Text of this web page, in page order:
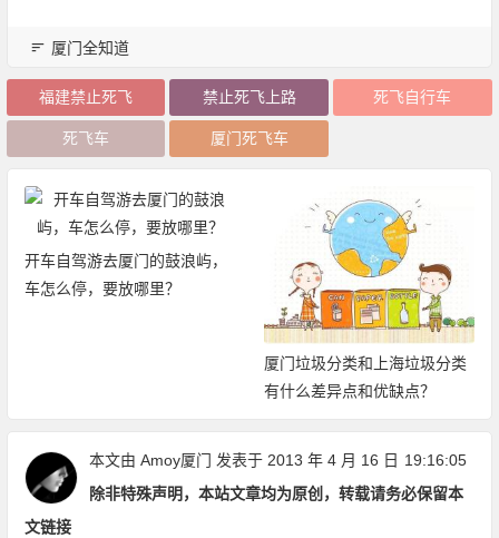
厦门全知道
福建禁止死飞 禁止死飞上路 死飞自行车
死飞车 厦门死飞车
开车自驾游去厦门的鼓浪屿，
车怎么停，要放哪里？
厦门垃圾分类和上海垃圾分类
有什么差异点和优缺点？
本文由 Amoy厦门 发表于 2013 年 4 月 16 日 19:16:05
除非特殊声明，本站文章均为原创，转载请务必保留本
文链接